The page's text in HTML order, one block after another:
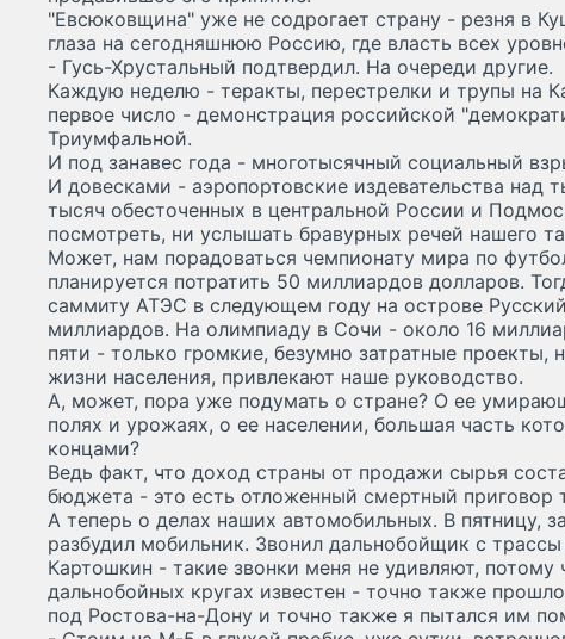
"Евсюковщина" уже не содрогает страну - резня в
глаза на сегодняшнюю Россию, где власть всех
- Гусь-Хрустальный подтвердил. На очереди другие.
Каждую неделю - теракты, перестрелки и трупы на
первое число - демонстрация российской
Триумфальной.
И под занавес года - многотысячный социальный
И довесками - аэропортовские издевательства над
тысяч обесточенных в центральной России и
посмотреть, ни услышать бравурных речей нашего
Может, нам порадоваться чемпионату мира по
планируется потратить 50 миллиардов долларов.
саммиту АТЭС в следующем году на острове
миллиардов. На олимпиаду в Сочи - около 16
пяти - только громкие, безумно затратные проекты,
жизни населения, привлекают наше руководство.
А, может, пора уже подумать о стране? О ее
полях и урожаях, о ее населении, большая часть
концами?
Ведь факт, что доход страны от продажи сырья
бюджета - это есть отложенный смертный приговор
А теперь о делах наших автомобильных. В пятницу,
разбудил мобильник. Звонил дальнобойщик с
Картошкин - такие звонки меня не удивляют,
дальнобойных кругах известен - точно также
под Ростова-на-Дону и точно также я пытался им